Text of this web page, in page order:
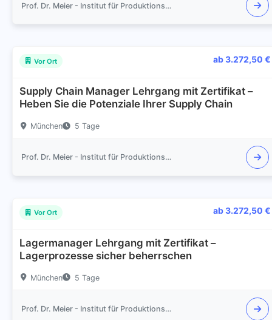
Prof. Dr. Meier - Institut für Produktionsmanagement und Logistik
Vor Ort ab 3.272,50 €
Supply Chain Manager Lehrgang mit Zertifikat –
Heben Sie die Potenziale Ihrer Supply Chain
München 5 Tage
Prof. Dr. Meier - Institut für Produktionsmanagement und Logistik
Vor Ort ab 3.272,50 €
Lagermanager Lehrgang mit Zertifikat –
Lagerprozesse sicher beherrschen
München 5 Tage
Prof. Dr. Meier - Institut für Produktionsmanagement und Logistik